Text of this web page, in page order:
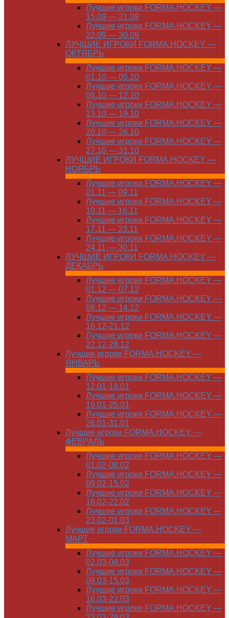
Лучшие игроки FORMA.HOCKEY —
15.09 — 21.09
Лучшие игроки FORMA.HOCKEY —
22.09 — 30.09
ЛУЧШИЕ ИГРОКИ FORMA.HOCKEY —
ОКТЯБРЬ
Лучшие игроки FORMA.HOCKEY —
01.10 — 05.10
Лучшие игроки FORMA.HOCKEY —
06.10 — 12.10
Лучшие игроки FORMA.HOCKEY —
13.10 — 19.10
Лучшие игроки FORMA.HOCKEY —
20.10 — 26.10
Лучшие игроки FORMA.HOCKEY —
27.10 — 31.10
ЛУЧШИЕ ИГРОКИ FORMA.HOCKEY —
НОЯБРЬ
Лучшие игроки FORMA.HOCKEY —
01.11 — 09.11
Лучшие игроки FORMA.HOCKEY —
10.11 — 16.11
Лучшие игроки FORMA.HOCKEY —
17.11 — 23.11
Лучшие игроки FORMA.HOCKEY —
24.11 — 30.11
ЛУЧШИЕ ИГРОКИ FORMA.HOCKEY —
ДЕКАБРЬ
Лучшие игроки FORMA.HOCKEY —
01.12 — 07.12
Лучшие игроки FORMA.HOCKEY —
08.12 — 14.12
Лучшие игроки FORMA.HOCKEY —
16.12-21.12
Лучшие игроки FORMA.HOCKEY —
22.12-28.12
Лучшие игроки FORMA.HOCKEY —
ЯНВАРЬ
Лучшие игроки FORMA.HOCKEY —
12.01-18.01
Лучшие игроки FORMA.HOCKEY —
19.01-25.01
Лучшие игроки FORMA.HOCKEY —
26.01-31.01
Лучшие игроки FORMA.HOCKEY —
ФЕВРАЛЬ
Лучшие игроки FORMA.HOCKEY —
01.02-08.02
Лучшие игроки FORMA.HOCKEY —
09.02-15.02
Лучшие игроки FORMA.HOCKEY —
16.02-22.02
Лучшие игроки FORMA.HOCKEY —
23.02-01.03
Лучшие игроки FORMA.HOCKEY —
МАРТ
Лучшие игроки FORMA.HOCKEY —
02.03-08.03
Лучшие игроки FORMA.HOCKEY —
09.03-15.03
Лучшие игроки FORMA.HOCKEY —
16.03-22.03
Лучшие игроки FORMA.HOCKEY —